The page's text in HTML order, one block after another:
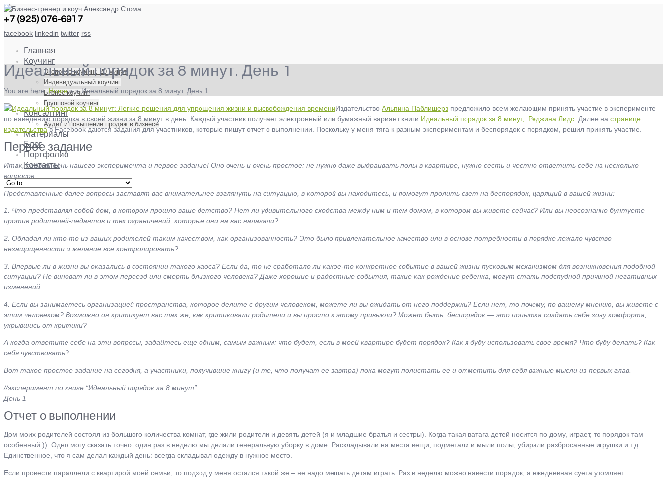
+7 (925) 076-6917
facebook linkedin twitter rss
Главная
Коучинг
Экспресс-коучинг. 20 минут
Индивидуальный коучинг
Бизнес коучинг
Групповой коучинг
Консалтинг
Аудит и повышение продаж в бизнесе
Материалы
Блог
Портфолио
Контакты
Идеальный порядок за 8 минут. День 1
You are here:Home » »Идеальный порядок за 8 минут. День 1
Издательство Альпина Паблишерз предложило всем желающим принять участие в эксперименте
по наведению порядка в своей жизни за 8 минут в день. Каждый участник получает электронный или бумажный вариант книги Идеальный порядок за 8 минут, Реджина Лидс . Далее на странице
издательствав Facebook даются задания для участников, которые пишут отчет о выполнении. Поскольку у меня тяга к разным экспериментам и беспорядок с порядком, решил принять участие.
Первое задание
Итак, первый день нашего эксперимента и первое задание! Оно очень и очень простое: не нужно даже выдраивать полы в квартире, нужно сесть и честно ответить себе на несколько
вопросов.
Представленные далее вопросы заставят вас внимательнее взглянуть на ситуацию, в которой вы находитесь, и помогут пролить свет на беспорядок, царящий в вашей жизни:
1. Что представлял собой дом, в котором прошло ваше детство? Нет ли удивительного сходства между ним и тем домом, в котором вы живете сейчас? Или вы неосознанно бунтуете
против родителей-педантов и тех ограничений, которые они на вас налагали?
2. Обладал ли кто-то из ваших родителей таким качеством, как организованность? Это было привлекательное качество или в основе потребности в порядке лежало чувство
незащищенности и желание все контролировать?
3. Впервые ли в жизни вы оказались в состоянии такого хаоса? Если да, то не сработало ли какое-то конкретное событие в вашей жизни пусковым механизмом для возникновения подобной
ситуации? Не виноват ли в этом переезд или смерть близкого человека? Даже хорошие и радостные события, такие как рождение ребенка, могут стать подспудной причиной негативных
изменений.
4. Если вы занимаетесь организацией пространства, которое делите с другим человеком, можете ли вы ожидать от него поддержки? Если нет, то почему, по вашему мнению, вы живете с
этим человеком? Возможно он критикует вас так же, как критиковали родители и вы просто к этому привыкли? Может быть, беспорядок — это попытка создать себе зону комфорта,
укрывшись от критики?
А когда ответите себе на эти вопросы, задайтесь еще одним, самым важным: что будет, если в моей квартире будет порядок? Как я буду использовать свое время? Что буду делать? Как
себя чувствовать?
Вот такое простое задание на сегодня, а участники, получившие книгу (и те, что получат ее завтра) пока могут полистать ее и отметить для себя важные мысли из первых глав.
//эксперимент по книге “Идеальный порядок за 8 минут”
День 1
Отчет о выполнении
Дом моих родителей состоял из большого количества комнат, где жили родители и девять детей (я и младшие братья и сестры). Когда такая ватага детей носится по дому, играет, то порядок там
особенный )). Одно могу сказать точно: один раз в неделю мы делали генеральную уборку в доме. Раскладывали на места вещи, подметали и мыли полы, убирали разбросанные игрушки и т.д.
Единственное, что я сам делал каждый день: всегда складывал одежду в нужное место.
Если провести параллели с квартирой моей семьи, то подход у меня остался такой же – не надо мешать детям играть. Раз в неделю можно навести порядок, а ежедневная суета утомляет.